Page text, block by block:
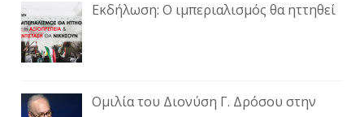
Εκδήλωση: Ο ιμπεριαλισμός θα ηττηθεί
Ομιλία του Διονύση Γ. Δρόσου στην